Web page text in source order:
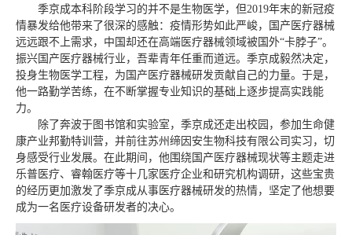
季京成本科阶段学习的并不是生物医学，但2019年末的新冠疫
情暴发给他带来了很深的感触：疫情形势如此严峻，国产医疗器械
远远跟不上需求，中国却还在高端医疗器械领域被国外“卡脖子”。
振兴国产医疗器械行业，吾辈青年任重而道远。季京成毅然决定，
投身生物医学工程，为国产医疗器械研发贡献自己的力量。于是，
他一路勤学苦练，在不断掌握专业知识的基础上逐步提高实践能
力。
除了奔波于图书馆和实验室，季京成还走出校园，参加生命健
康产业邦勤特训营，并前往苏州缔因安生物科技有限公司实习，切
身感受行业发展。在此期间，他围绕国产医疗器械现状等主题走进
乐普医疗、睿翰医疗等十几家医疗企业和研究机构调研，这些宝贵
的经历更加激发了季京成从事医疗器械研发的热情，坚定了他想要
成为一名医疗设备研发者的决心。